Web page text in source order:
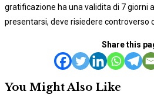
gratificazione ha una validita di 7 giorni
presentarsi, deve risiedere controverso
Share this
You Might Also Like